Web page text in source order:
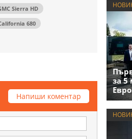
Sierra HD
680
Напиши коментар
за 5